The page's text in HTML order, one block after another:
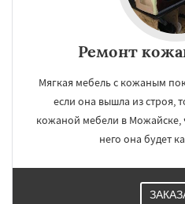
Ремонт
Мягкая мебель с кожаным
если она вышла из строя,
кожаной мебели в Можайске,
него она будет